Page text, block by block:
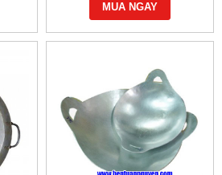
MUA NGAY